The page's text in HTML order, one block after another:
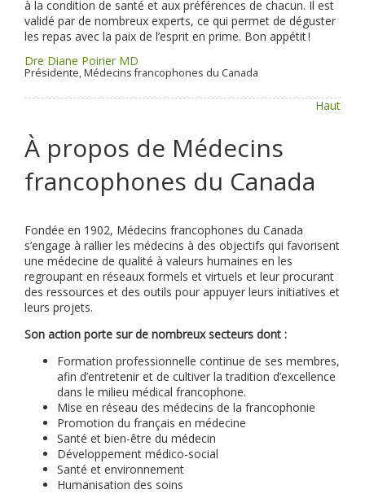
à la condition de santé et aux préférences de chacun. Il est
validé par de nombreux experts, ce qui permet de déguster
les repas avec la paix de l’esprit en prime. Bon appétit !
Dre Diane Poirier MD
Présidente, Médecins francophones du Canada
Haut
À propos de Médecins
francophones du Canada
Fondée en 1902, Médecins francophones du Canada
s’engage à rallier les médecins à des objectifs qui favorisent
une médecine de qualité à valeurs humaines en les
regroupant en réseaux formels et virtuels et leur procurant
des ressources et des outils pour appuyer leurs initiatives et
leurs projets.
Son action porte sur de nombreux secteurs dont :
Formation professionnelle continue de ses membres,
afin d’entretenir et de cultiver la tradition d’excellence
dans le milieu médical francophone.
Mise en réseau des médecins de la francophonie
Promotion du français en médecine
Santé et bien-être du médecin
Développement médico-social
Santé et environnement
Humanisation des soins